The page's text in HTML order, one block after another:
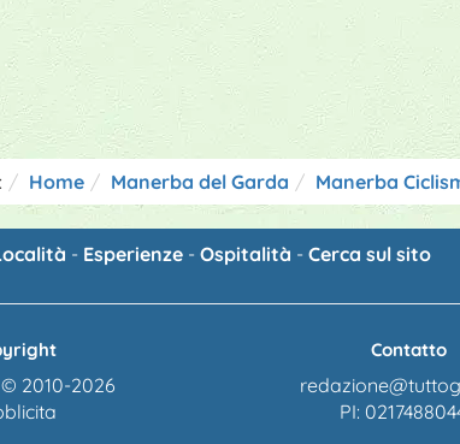
Home Manerba del Garda Manerba
- Esperienze- Ospitalità - Cerca sul sito
2010-2026
Contatto
PI: